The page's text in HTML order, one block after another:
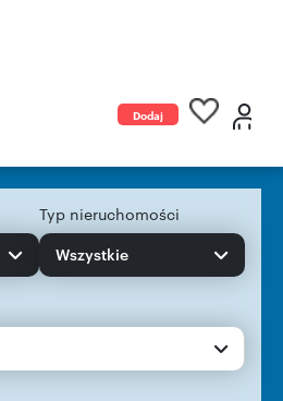
Dodaj
Typ nieruchomości
Wszystkie